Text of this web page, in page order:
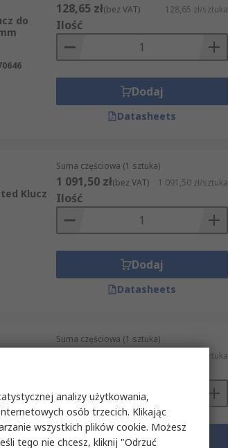
do
128,65 zł(bez VAT) 128,65 zł/sztuka
Ilość
Dodaj
Datasheets
Klucz
Suma częściowa (1 sztuka)
1 091,50 zł(bez VAT) 1 091,50 zł/sztuka
Ilość
Dodaj
Datasheets
763
000
Suma częściowa (1 sztuka)
416,41 zł/sztuka
Dodaj
analizy użytkowania,
osób trzecich. Klikając
wszystkich plików cookie. Możesz
tego nie chcesz, kliknij "Odrzuć